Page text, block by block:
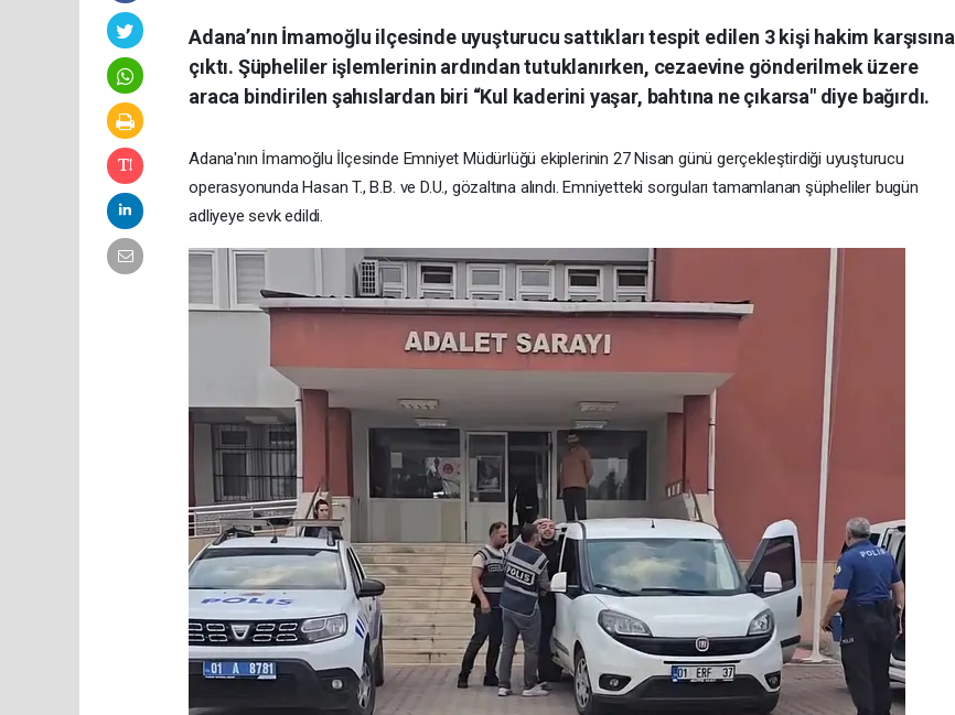
Adana’nın İmamoğlu ilçesinde uyuşturucu sattıkları tespit edilen 3 kişi hakim karşısına
çıktı. Şüpheliler işlemlerinin ardından tutuklanırken, cezaevine gönderilmek üzere
araca bindirilen şahıslardan biri “Kul kaderini yaşar, bahtına ne çıkarsa" diye bağırdı.
Adana'nın İmamoğlu İlçesinde Emniyet Müdürlüğü ekiplerinin 27 Nisan günü gerçekleştirdiği uyuşturucu
operasyonunda Hasan T., B.B. ve D.U., gözaltına alındı. Emniyetteki sorguları tamamlanan şüpheliler bugün
adliyeye sevk edildi.